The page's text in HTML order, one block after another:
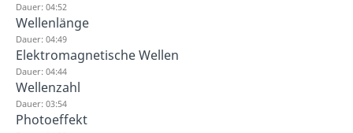
Dauer: 04:52
Wellenlänge
Dauer: 04:49
Elektromagnetische Wellen
Dauer: 04:44
Wellenzahl
Dauer: 03:54
Photoeffekt